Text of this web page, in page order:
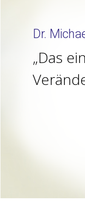
Dr.
Das